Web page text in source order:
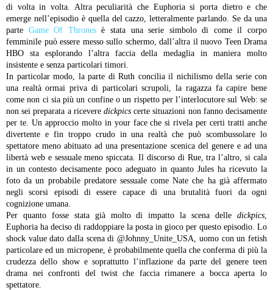
di volta in volta. Altra peculiarità che Euphoria si porta dietro e che
emerge nell’episodio è quella del cazzo, letteralmente parlando. Se da una
parte Game Of Thronesè stata una serie simbolo di come il corpo
femminile può essere messo sullo schermo, dall’altra il nuovo Teen Drama
HBO sta esplorando l’altra faccia della medaglia in maniera molto
insistente e senza particolari timori.
In particolar modo, la parte di Ruth concilia il nichilismo della serie con
una realtà ormai priva di particolari scrupoli, la ragazza fa capire bene
come non ci sia più un confine o un rispetto per l’interlocutore sul Web: se
non sei preparata a ricevere dickpics certe situazioni non fanno decisamente
per te. Un approccio molto in your face che si rivela per certi tratti anche
divertente e fin troppo crudo in una realtà che può scombussolare lo
spettatore meno abituato ad una presentazione scenica del genere e ad una
libertà web e sessuale meno spiccata. Il discorso di Rue, tra l’altro, si cala
in un contesto decisamente poco adeguato in quanto Jules ha ricevuto la
foto da un probabile predatore sessuale come Nate che ha già affermato
negli scorsi episodi di essere capace di una brutalità fuori da ogni
cognizione umana.
Per quanto fosse stata già molto di impatto la scena delle dickpics,
Euphoria ha deciso di raddoppiare la posta in gioco per questo episodio. Lo
shock value dato dalla scena di @Johnny_Unite_USA, uomo con un fetish
particolare ed un micropene, è probabilmente quella che conferma di più la
crudezza dello show e soprattutto l’inflazione da parte del genere teen
drama nei confronti del twist che faccia rimanere a bocca aperta lo
spettatore.